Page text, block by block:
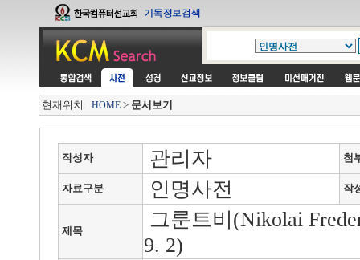
현재위치 : HOME > 문서보기
작성자 관리자 첨
자료구분 인명사전 작
제목
그룬트비(Nikolai
9. 2)